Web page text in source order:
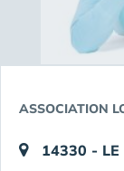
ASSOCIATION
14330 - LE